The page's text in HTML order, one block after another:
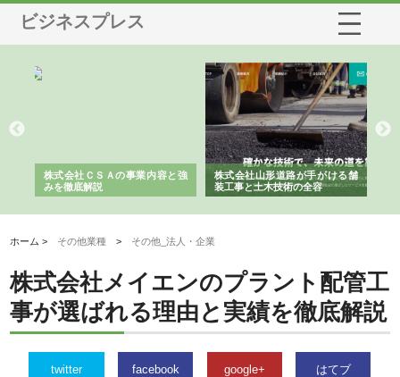
ビジネスプレス
株式会社ＣＳＡの事業内容と強
みを徹底解説
株式会社山形道路が手がける舗
装工事と土木技術の全容
ホーム > その他業種 > その他_法人・企業
株式会社メイエンのプラント配管工
事が選ばれる理由と実績を徹底解説
twitter facebook google+ はてブ